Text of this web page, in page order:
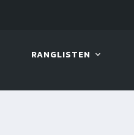
RANGLISTEN